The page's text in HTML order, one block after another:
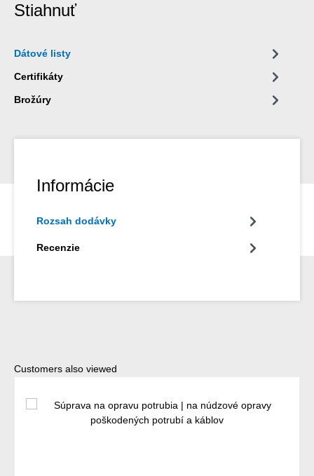
priemyselných odvetviach.
Stiahnuť
Dátové listy
Certifikáty
Brožúry
Informácie
Rozsah dodávky
Recenzie
Preskočiť galériu produktov
Customers also viewed